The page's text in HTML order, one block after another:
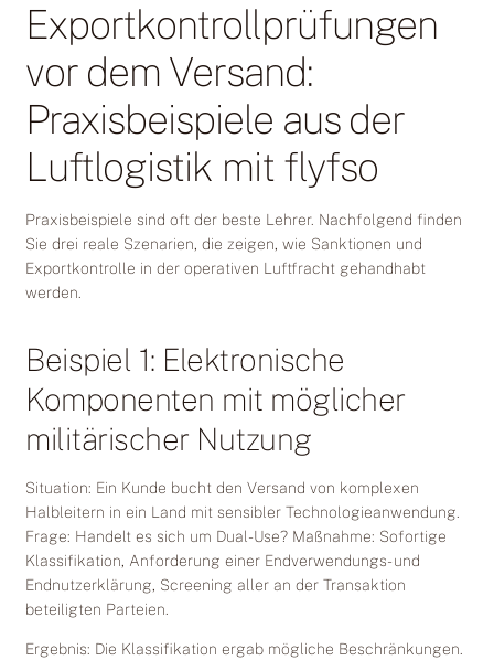
Exportkontrollprüfungen
vor dem Versand:
Praxisbeispiele aus der
Luftlogistik mit flyfso
Praxisbeispiele sind oft der beste Lehrer. Nachfolgend finden
Sie drei reale Szenarien, die zeigen, wie Sanktionen und
Exportkontrolle in der operativen Luftfracht gehandhabt
werden.
Beispiel 1: Elektronische
Komponenten mit möglicher
militärischer Nutzung
Situation: Ein Kunde bucht den Versand von komplexen
Halbleitern in ein Land mit sensibler Technologieanwendung.
Frage: Handelt es sich um Dual-Use? Maßnahme: Sofortige
Klassifikation, Anforderung einer Endverwendungs- und
Endnutzerklärung, Screening aller an der Transaktion
beteiligten Parteien.
Ergebnis: Die Klassifikation ergab mögliche Beschränkungen.